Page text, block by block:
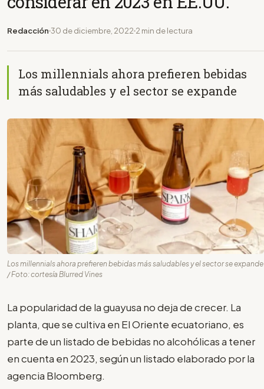
Redacción 30 de diciembre, 2022 2 min de lectura
Los millennials ahora prefieren bebidas
más saludables y el sector se expande
Los millennials ahora prefieren bebidas más saludables y el sector se expande
/ Foto: cortesía Blurred Vines
La popularidad de la guayusa no deja de crecer. La
planta, que se cultiva en El Oriente ecuatoriano, es
parte de un listado de bebidas no alcohólicas a tener
en cuenta en 2023, según un listado elaborado por la
agencia Bloomberg.